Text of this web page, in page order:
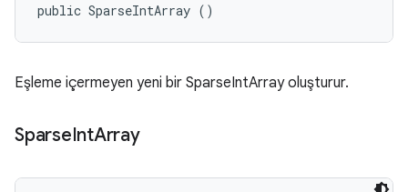
public SparseIntArray ()
Eşleme içermeyen yeni bir SparseIntArray oluşturur.
SparseIntArray